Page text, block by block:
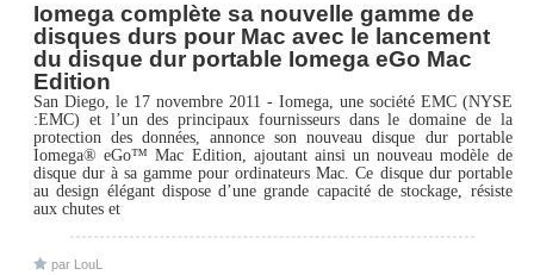
Iomega complète sa nouvelle gamme de
disques durs pour Mac avec le lancement
du disque dur portable Iomega eGo Mac
Edition
San Diego, le 17 novembre 2011 - Iomega, une société EMC (NYSE
:EMC) et l’un des principaux fournisseurs dans le domaine de la
protection des données, annonce son nouveau disque dur portable
Iomega® eGo™ Mac Edition, ajoutant ainsi un nouveau modèle de
disque dur à sa gamme pour ordinateurs Mac. Ce disque dur portable
au design élégant dispose d’une grande capacité de stockage, résiste
aux chutes et
par LouL